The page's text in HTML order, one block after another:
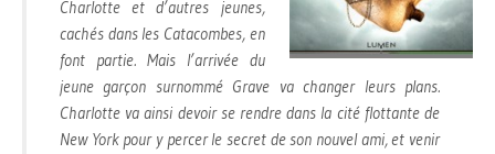
Charlotte et d’autres jeunes,
cachés dans les Catacombes, en
font partie. Mais l’arrivée du
jeune garçon surnommé Grave va changer leurs plans.
Charlotte va ainsi devoir se rendre dans la cité flottante de
New York pour y percer le secret de son nouvel ami, et venir